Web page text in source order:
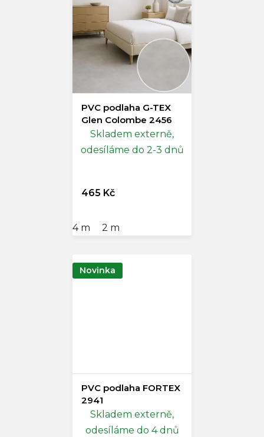
PVC podlaha G-TEX
Glen Colombe 2456
Skladem externě,
odesíláme do 2-3 dnů
465 Kč
4 m 2 m
Novinka
PVC podlaha FORTEX
2941
Skladem externě,
odesíláme do 4 dnů